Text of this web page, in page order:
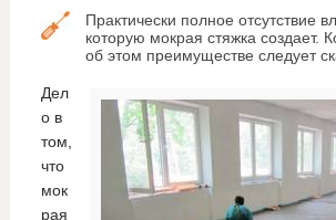
Практически полное отсутствие
которую мокрая стяжка создает.
об этом преимуществе следует
Дел
о в
том,
что
мок
рая